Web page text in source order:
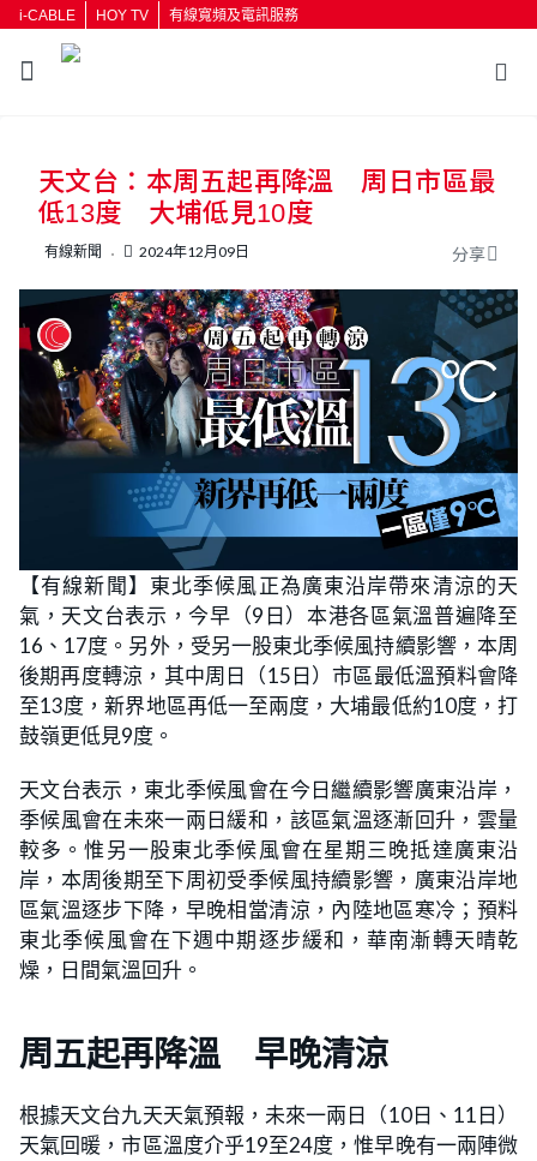
i-CABLE HOY TV 有線寬頻及電訊服務
按輸入鍵開始搜尋
天文台：本周五起再降溫 周日市區最
低13度 大埔低見10度
有線新聞 2024年12月09日 分享
【有線新聞】東北季候風正為廣東沿岸帶來清涼的天
氣，天文台表示，今早（9日）本港各區氣溫普遍降至
16、17度。另外，受另一股東北季候風持續影響，本周
後期再度轉涼，其中周日（15日）市區最低溫預料會降
至13度，新界地區再低一至兩度，大埔最低約10度，打
鼓嶺更低見9度。
天文台表示，東北季候風會在今日繼續影響廣東沿岸，
季候風會在未來一兩日緩和，該區氣溫逐漸回升，雲量
較多。惟另一股東北季候風會在星期三晚抵達廣東沿
岸，本周後期至下周初受季候風持續影響，廣東沿岸地
區氣溫逐步下降，早晚相當清涼，內陸地區寒冷；預料
東北季候風會在下週中期逐步緩和，華南漸轉天晴乾
燥，日間氣溫回升。
周五起再降溫 早晚清涼
根據天文台九天天氣預報，未來一兩日（10日、11日）
天氣回暖，市區溫度介乎19至24度，惟早晚有一兩陣微